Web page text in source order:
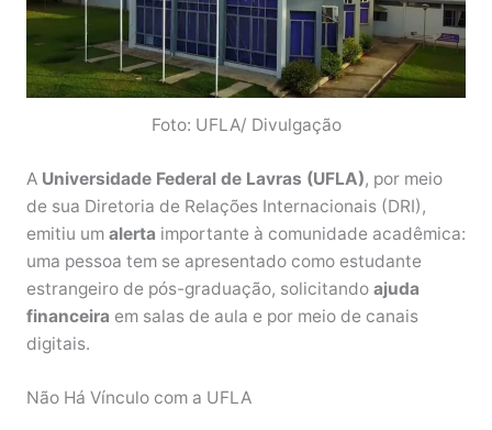
Foto: UFLA/ Divulgação
A Universidade Federal de Lavras (UFLA), por meio
de sua Diretoria de Relações Internacionais (DRI),
emitiu um alerta importante à comunidade acadêmica:
uma pessoa tem se apresentado como estudante
estrangeiro de pós-graduação, solicitandoajuda
financeira em salas de aula e por meio de canais
digitais.
Não Há Vínculo com a UFLA